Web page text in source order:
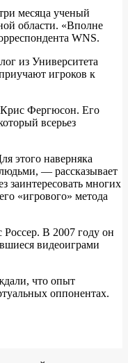
месяца ученый
области. «Вполне
WNS.
из Университета
игроков к
Крис Фергюсон. Его
всерьез
этого наверняка
— рассказывает
заинтересовать многих
«игрового» метода
В 2007 году он
видеоиграми
что опыт
оппонентах.